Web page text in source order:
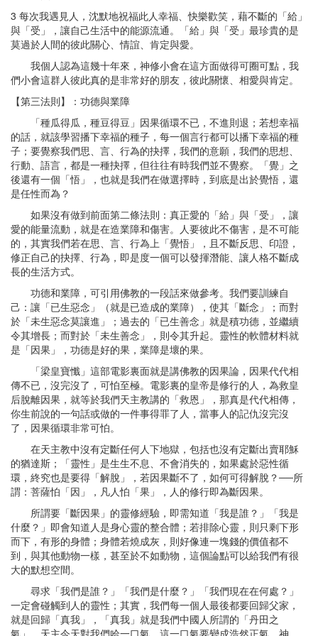
3 每次我遇見人，沈默地祝福此人幸福、快樂歡笑，藉不斷的「給」
與「受」，讓自己生活中的能源流通。「給」與「受」最珍貴的是
莫過於人間的彼此關心、情誼、肯定與愛。
我個人認為這幾十年來，神修小會在這方面做得可圈可點，我
們小會這群人彼此真的是非常好的朋友，彼此關懷、相愛與肯定。
【第三法則】：功德與業障
「種瓜得瓜，種豆得豆」因果循環不已，不進則退；若想幸福
的話，就該學習播下幸福的種子，每一個言行都可以播下幸福的種
子；要覺察我們思、言、行為的抉擇，我們的意願，我們的思想、
行動、語言，都是一種抉擇，但往往有時我們並不覺察。「覺」之
後還有一個「悟」，也就是我們在做選擇時，到底是出於覺悟，還
是任性而為？
如果沒有做到前面第二條法則：真正愛的「給」與「受」，讓
愛的能量流動，就是在造業障和傷害。人要彼此不傷害，是不可能
的，其實我們若在思、言、行為上「覺悟」，且不斷反思、印證，
修正自己的抉擇、行為，即是度一個可以發揮潛能、讓人格不斷成
長的生活方式。
功德和業障，可引用佛教的一段話來做參考。我們要訓練自
己：讓「已生惡念」（就是已造成的業障），使其「斷念」；而對
於「未生惡念莫讓進」；過去的「已生善念」就是積功德，並繼續
令其增長；而對於「未生善念」，則令其升起。靈性的軟體材料就
是「因果」，功德是好的果，業障是壞的果。
「梁皇寶懺」這部電影裏面就是講佛教的因果論，因果代代相
傳不已，沒完沒了，可怕至極。電影裏的皇帝是修行的人，為救皇
后脫離因果，就等於我們天主教講的「救恩」，那真是代代相傳，
你生前說的一句話或做的一件事得罪了人，當事人的記仇沒完沒
了，因果循環非常可怕。
在天主教中沒有定斷任何人下地獄，包括也沒有定斷出賣耶穌
的猶達斯；「靈性」是生生不息、不會消失的，如果處於惡性循
環，終究也是要得「解脫」，若因果斷不了，如何可得解脫？──所
謂：菩薩怕「因」，凡人怕「果」，人的修行即為斷因果。
所謂要「斷因果」的靈修經驗，即需知道「我是誰？」「我是
什麼？」即會知道人是身心靈的整合體；若排除心靈，則只剩下形
而下，有形的身體；身體若燒成灰，則好像連一塊錢的價值都不
到，與其他動物一樣，甚至於不如動物，這個論點可以給我們有很
大的默想空間。
尋求「我們是誰？」「我們是什麼？」「我們現在在何處？」
一定會碰觸到人的靈性；其實，我們每一個人最後都要回歸父家，
就是回歸「真我」，「真我」就是我們中國人所謂的「丹田之
氣」，天主今天對我們哈一口氣，這一口氣要變成浩然正氣、神